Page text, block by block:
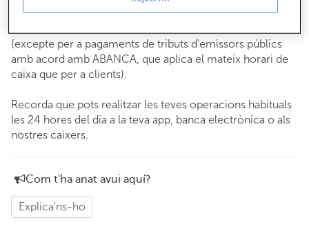
Si no ets client, l'horari de caixa serà elsdimarts i dijous
(excepte per a pagaments de tributs d'emissors públics
amb acord amb ABANCA, que aplica el mateix horari de
caixa que per a clients).
Recorda que pots realitzar les teves operacions habituals
les 24 hores del dia a la teva app, banca electrònica o als
nostres caixers.
Com t'ha anat avui aquí?
Explica'ns-ho